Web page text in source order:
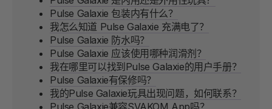
Pulse Galaxie 包装内有什么？
我怎么知道 Pulse Galaxie 充满电了？
Pulse Galaxie 防水吗？
Pulse Galaxie 应该使用哪种润滑剂？
我在哪里可以找到Pulse Galaxie的用户手册？
Pulse Galaxie有保修吗？
我的Pulse Galaxie玩具出现问题，如何联系？
Pulse Galaxie兼容SVAKOM App吗？